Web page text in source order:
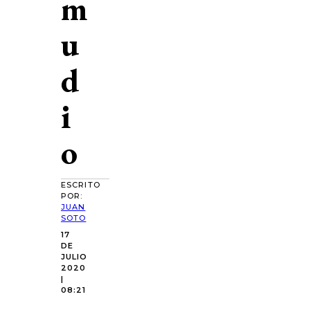
u
d
i
o
ESCRITO
POR:
JUAN
SOTO
17
DE
JULIO
2020
|
08:21